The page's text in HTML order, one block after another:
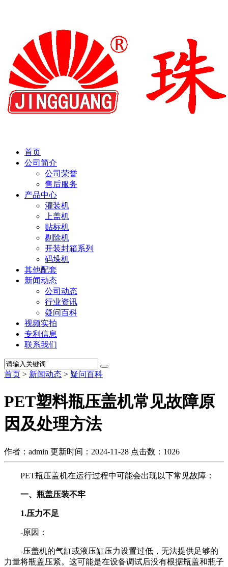
首页
公司简介
公司荣誉
售后服务
产品中心
灌装机
上盖机
贴标机
剔除机
开装封箱系列
码垛机
其他配套
新闻动态
公司动态
行业资讯
疑问百科
视频实拍
专利信息
联系我们
首页 > 新闻动态 > 疑问百科
PET塑料瓶压盖机常见故障原
因及处理方法
作者：admin 更新时间：2024-11-28 点击数： 1026
PET瓶压盖机在运行过程中可能会出现以下常见故障：
一、瓶盖压装不牢
1.压力不足
-原因：
-压盖机的气缸或液压缸压力设置过低，无法提供足够的
力量将瓶盖压紧。这可能是在设备调试后没有根据瓶盖和瓶子